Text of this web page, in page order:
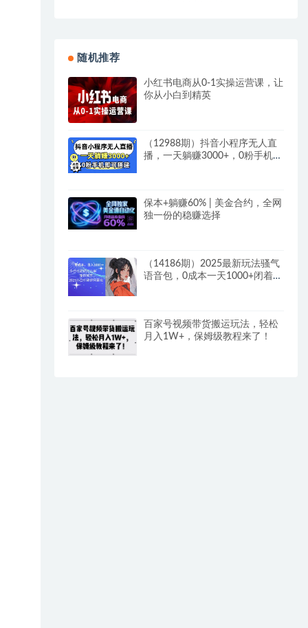
随机推荐
小红书电商从0-1实操运营课，让
你从小白到精英
（12988期）抖音小程序无人直
播，一天躺赚3000+，0粉手机可
保本+躺赚60% | 美金合约，全网
独一份的稳赚选择
（14186期）2025最新玩法骚气
语音包，0成本一天1000+闭着眼
百家号视频带货搬运玩法，轻松
月入1W+，保姆级教程来了！